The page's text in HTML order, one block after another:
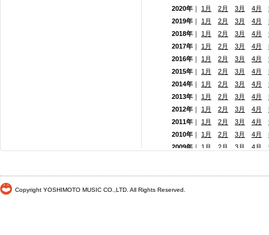
2020年 ｜ 1月 2月 3月 4月
2019年 ｜ 1月 2月 3月 4月
2018年 ｜ 1月 2月 3月 4月
2017年 ｜ 1月 2月 3月 4月
2016年 ｜ 1月 2月 3月 4月
2015年 ｜ 1月 2月 3月 4月
2014年 ｜ 1月 2月 3月 4月
2013年 ｜ 1月 2月 3月 4月
2012年 ｜ 1月 2月 3月 4月
2011年 ｜ 1月 2月 3月 4月
2010年 ｜ 1月 2月 3月 4月
2009年 ｜ 1月 2月 3月 4月
Copyright YOSHIMOTO MUSIC CO.,LTD. All Rights Reserved.